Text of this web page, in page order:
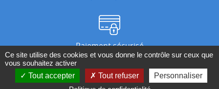
Paiement sécurisé
Nos magasins
Ce site utilise des cookies et vous donne le contrôle sur ceux que
vous souhaitez activer
Tout accepter
Tout refuser
Personnaliser